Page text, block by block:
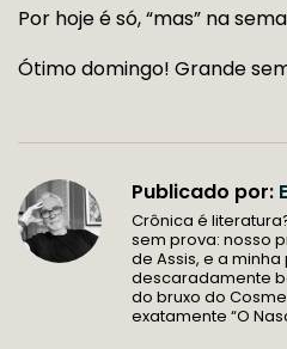
Por hoje é só, “mas” na
Ótimo domingo! Grande
Publicado por:
Crônica é
sem prova: nosso
de Assis, e a
descaradamente
do bruxo do
exatamente “O